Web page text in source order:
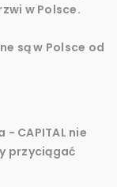
w Polsce.
są w Polsce od
- CAPITAL nie
przyciągać